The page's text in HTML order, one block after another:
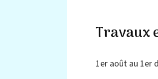
Travaux
1er août au 1er